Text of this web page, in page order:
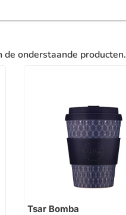
de onderstaande producten.
Tsar Bomba